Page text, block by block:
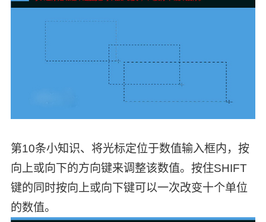
第10条小知识、将光标定位于数值输入框内，按
向上或向下的方向键来调整该数值。按住SHIFT
键的同时按向上或向下键可以一次改变十个单位
的数值。